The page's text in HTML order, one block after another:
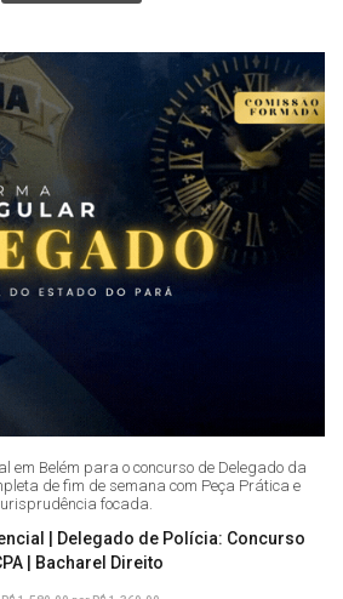
em Belém para o concurso de Delegado da
de fim de semana com Peça Prática e
focada.
| Delegado de Polícia: Concurso
| Bacharel Direito